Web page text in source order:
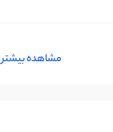
مشاهده بیشتر